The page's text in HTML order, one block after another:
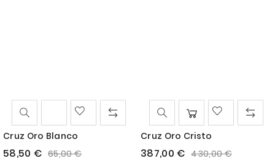
Cruz Oro Blanco
58,50 € 65,00 €
Cruz Oro Cristo
387,00 € 430,00 €